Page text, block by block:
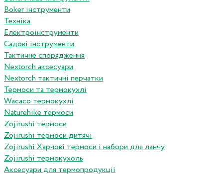
Boker інструменти
Техніка
Електроінструменти
Садові інструменти
Тактичне спорядження
Nextorch аксесуари
Nextorch тактичні перчатки
Термоси та термокухлі
Wacaco термокухлі
Naturehike термоси
Zojirushi термоси
Zojirushi термоси дитячі
Zojirushi Харчові термоси і набори для ланчу
Zojirushi термокухоль
Аксесуари для термопродукціі